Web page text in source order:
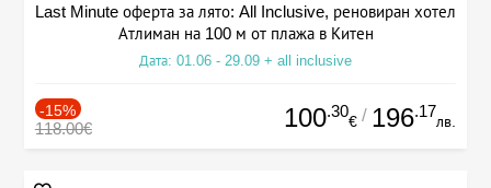
Last Minute оферта за лято: All Inclusive, реновиран хотел
Атлиман на 100 м от плажа в Китен
Дата: 01.06 - 29.09 + all inclusive
-15%
118.00€ 100.30
€ / 196.17
лв.